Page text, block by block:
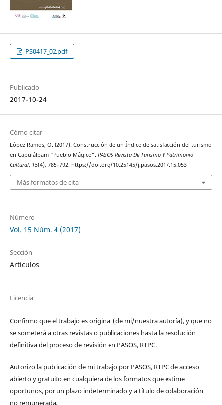
PS0417_02.pdf
Publicado
2017-10-24
Cómo citar
López Ramos, O. (2017). Construcción de un Índice de satisfacción del turismo
en Capulálpam “Pueblo Mágico”. PASOS Revista De Turismo Y Patrimonio
Cultural, 15(4), 785–792. https://doi.org/10.25145/j.pasos.2017.15.053
Más formatos de cita
Número
Vol. 15 Núm. 4 (2017)
Sección
Artículos
Licencia
Confirmo que el trabajo es original (de mi/nuestra autoría), y que no
se someterá a otras revistas o publicaciones hasta la resolución
definitiva del proceso de revisión en PASOS, RTPC.
Autorizo la publicación de mi trabajo por PASOS, RTPC de acceso
abierto y gratuito en cualquiera de los formatos que estime
oportunos, por un plazo indeterminado y a título de colaboración
no remunerada.